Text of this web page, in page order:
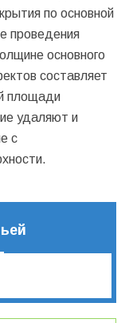
по основной
проведения
основного
составляет
площади
удаляют и
с